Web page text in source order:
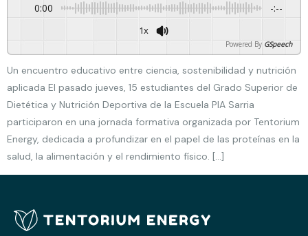
0:00 -:--
1x
Powered By GSpeech
Un encuentro educativo entre ciencia, sostenibilidad y nutrición
aplicada El pasado jueves, 15 estudiantes del Grado Superior de
Dietética y Nutrición Deportiva de la Escuela PIA Sarria
participaron en una jornada formativa organizada por Tentorium
Energy, dedicada a profundizar en el papel de las proteínas en la
salud, la alimentación y el rendimiento físico. […]